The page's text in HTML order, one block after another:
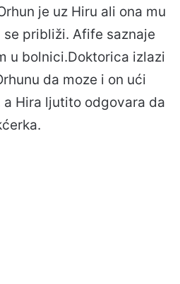
je uz Hiru ali ona mu
približi. Afife saznaje
u bolnici.Doktorica izlazi
da moze i on ući
Hira ljutito odgovara da